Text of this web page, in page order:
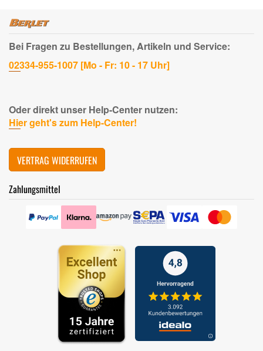
Bei Fragen zu Bestellungen, Artikeln und Service:
02334-955-1007 [Mo - Fr: 10 - 17 Uhr]
Oder direkt unser Help-Center nutzen:
Hier geht's zum Help-Center!
VERTRAG WIDERRUFEN
Zahlungsmittel